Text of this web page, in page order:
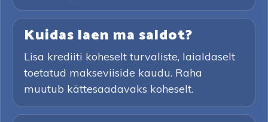
Kuidas laen ma saldot?
Lisa krediiti koheselt turvaliste, laialdaselt
toetatud makseviiside kaudu. Raha
muutub kättesaadavaks koheselt.